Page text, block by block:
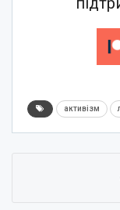
активізм